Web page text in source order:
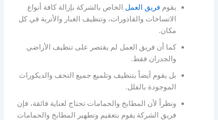
يقوم فريق العمل الخاص بالشركة بإزالة كافة أنواع
الاتساخات والقاذورات، وتنظيف الغبار والأتربة في كل
مكان.
كما أن فريق العمل لم يقتصر على تنظيف الأراضي
والجدران فقط.
بل يقوم أيضاً بتنظيف وتلميع جميع التحف والديكورات
الموجودة بالفلل.
ونظراً لأن المطابخ والحمامات تحتاج لعناية فائقة، فإن
فريق الشركة يقوم بتعقيم وتطهير المطابخ والحمامات